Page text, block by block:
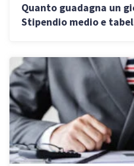
Quanto guadagna un
Stipendio medio e